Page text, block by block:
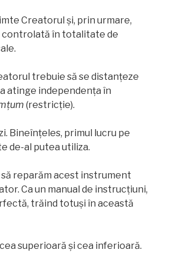
Creatorul și, prin urmare,
controlată în totalitate de
trebuie să se distanțeze
atinge independența în
(restricție).
Bineînțeles, primul lucru pe
de-al putea utiliza.
reparăm acest instrument
Ca un manual de instrucțiuni,
trăind totuşi în această
superioară și cea inferioară.